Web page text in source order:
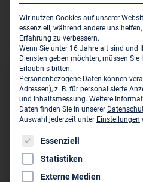
Einzelhandel, Energie,
Industrie, Logistik, Luftfahrt,
Wohnen, Wissenschaft und
Hauptsitz des
FUCHS Planungsgesellschaft
An den Weiden 17
0271 58 00 93 0
info@pg-fuchs.de
Wir nutzen Cookies auf unserer
essenziell, während andere uns
Erfahrung zu verbessern.
Wenn Sie unter 16 Jahre alt sind und
Diensten geben möchten, müssen
Erlaubnis bitten.
Personenbezogene Daten können
Adressen), z. B. für personalisierte
und Inhaltsmessung. Weitere
Daten finden Sie in unserer
Auswahl jederzeit unter Einstellungen
Es folgt eine Liste der
Essenziell
Statistiken
Externe Medien